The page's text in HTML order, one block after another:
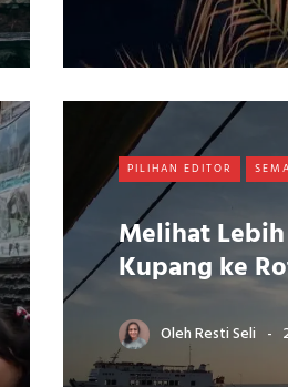
PILIHAN EDITOR
Melihat
Kupang ke
OlehResti Seli